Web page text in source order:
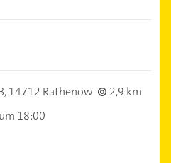
14712 Rathenow
2,9 km
18:00